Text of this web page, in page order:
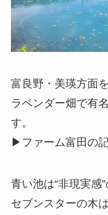
富良野・美瑛方面
ラベンダー畑で有
す。
▶ファーム富田の
青い池は“非現実感
セブンスターの木